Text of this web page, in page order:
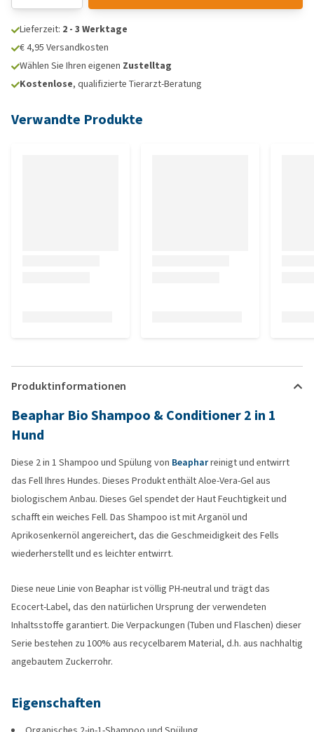
Lieferzeit: 2 - 3 Werktage
€ 4,95 Versandkosten
Wählen Sie Ihren eigenen Zustelltag
Kostenlose, qualifizierte Tierarzt-Beratung
Verwandte Produkte
Produktinformationen
Beaphar Bio Shampoo & Conditioner 2 in 1
Hund
Diese 2 in 1 Shampoo und Spülung von Beapharreinigt und entwirrt
das Fell Ihres Hundes. Dieses Produkt enthält Aloe-Vera-Gel aus
biologischem Anbau. Dieses Gel spendet der Haut Feuchtigkeit und
schafft ein weiches Fell. Das Shampoo ist mit Arganöl und
Aprikosenkernöl angereichert, das die Geschmeidigkeit des Fells
wiederherstellt und es leichter entwirrt.
Diese neue Linie von Beaphar ist völlig PH-neutral und trägt das
Ecocert-Label, das den natürlichen Ursprung der verwendeten
Inhaltsstoffe garantiert. Die Verpackungen (Tuben und Flaschen) dieser
Serie bestehen zu 100% aus recycelbarem Material, d.h. aus nachhaltig
angebautem Zuckerrohr.
Eigenschaften